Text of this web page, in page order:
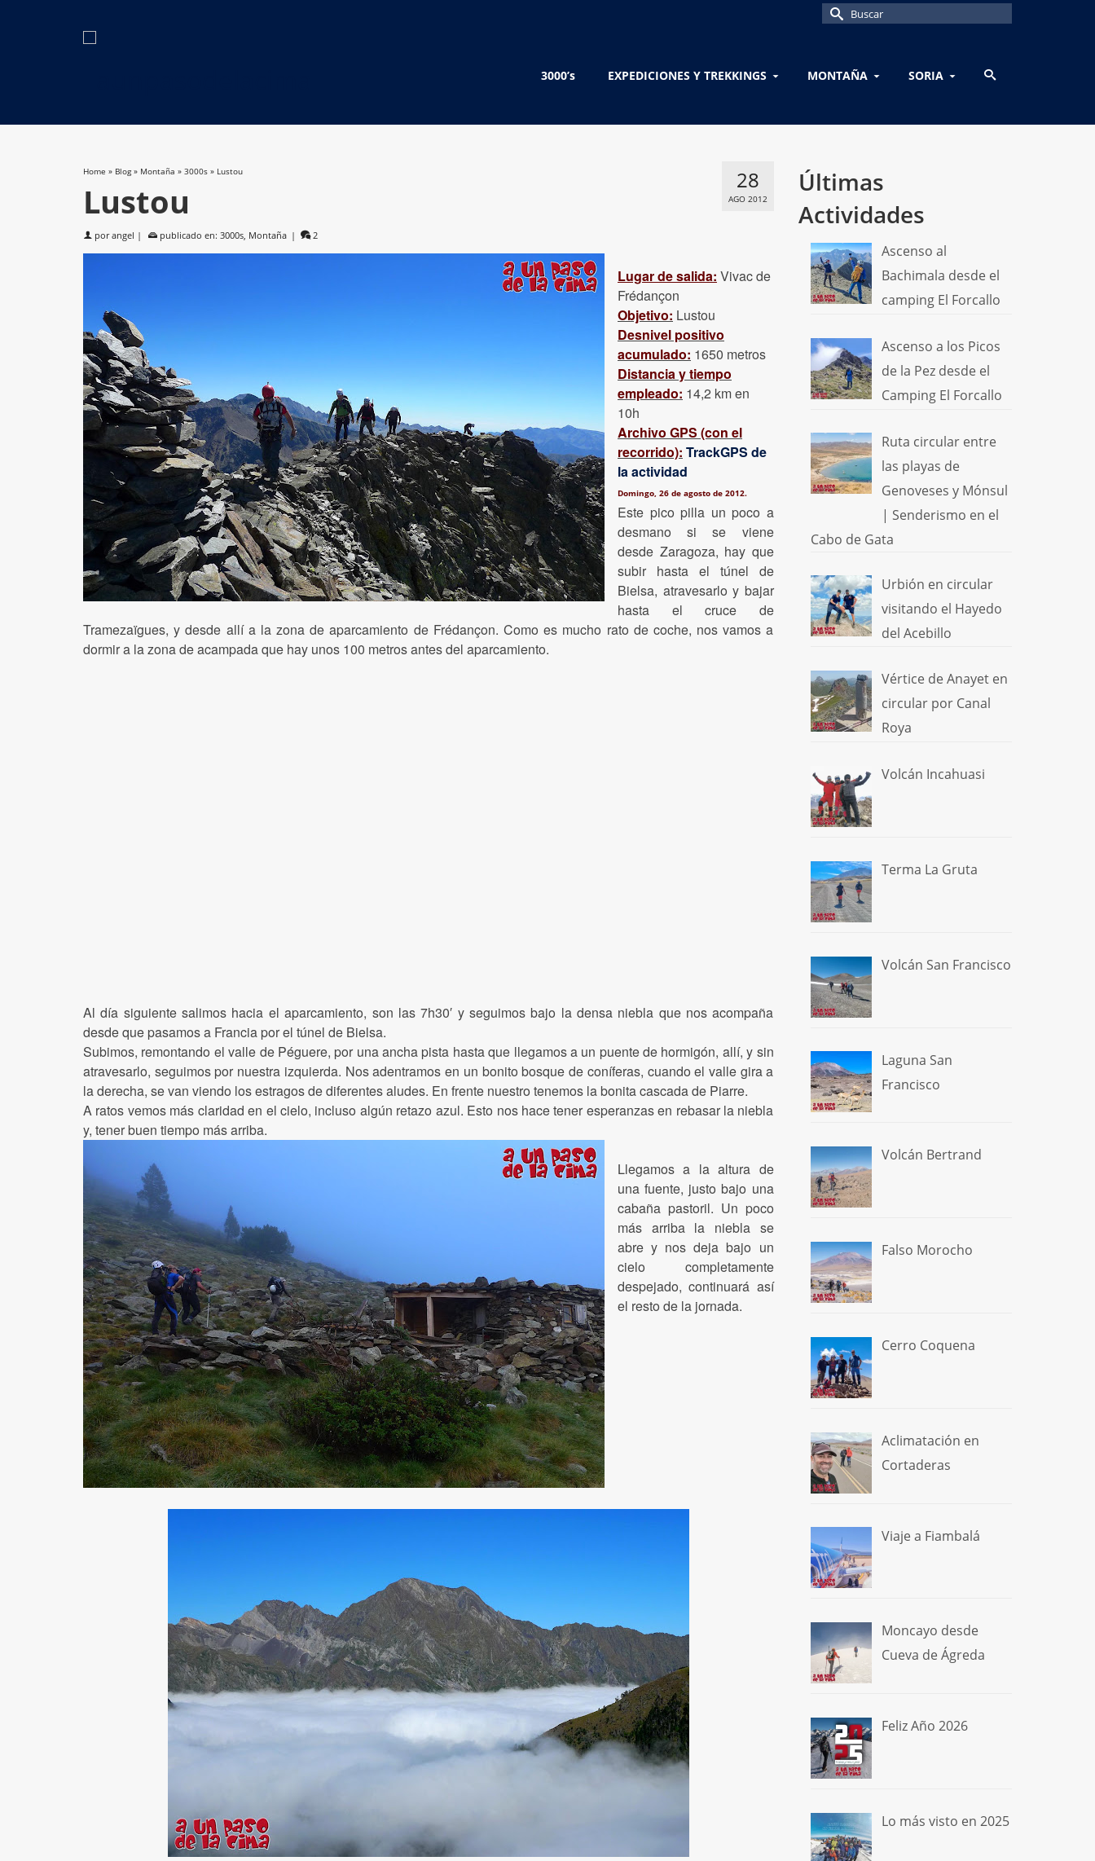
Buscar
3000’s EXPEDICIONES Y TREKKINGS MONTAÑA SORIA
28
AGO 2012
Home » Blog » Montaña » 3000s » Lustou
Lustou
porangel | publicado en: 3000s, Montaña | 2
Lugar de salida: Vivac de
Frédançon
Objetivo: Lustou
Desnivel positivo
acumulado: 1650 metros
Distancia y tiempo
empleado: 14,2 km en
10h
Archivo GPS (con el
recorrido): TrackGPS de
la actividad
Domingo, 26 de agosto de 2012.
Este pico pilla un poco a
desmano si se viene
desde Zaragoza, hay que
subir hasta el túnel de
Bielsa, atravesarlo y bajar
hasta el cruce de
Tramezaïgues, y desde allí a la zona de aparcamiento de Frédançon. Como es mucho rato de coche, nos vamos a
dormir a la zona de acampada que hay unos 100 metros antes del aparcamiento.
Al día siguiente salimos hacia el aparcamiento, son las 7h30′ y seguimos bajo la densa niebla que nos acompaña
desde que pasamos a Francia por el túnel de Bielsa.
Subimos, remontando el valle de Péguere, por una ancha pista hasta que llegamos a un puente de hormigón, allí, y sin
atravesarlo, seguimos por nuestra izquierda. Nos adentramos en un bonito bosque de coníferas, cuando el valle gira a
la derecha, se van viendo los estragos de diferentes aludes. En frente nuestro tenemos la bonita cascada de Piarre.
A ratos vemos más claridad en el cielo, incluso algún retazo azul. Esto nos hace tener esperanzas en rebasar la niebla
y, tener buen tiempo más arriba.
Llegamos a la altura de
una fuente, justo bajo una
cabaña pastoril. Un poco
más arriba la niebla se
abre y nos deja bajo un
cielo completamente
despejado, continuará así
el resto de la jornada.
Últimas
Actividades
Ascenso al
Bachimala desde el
camping El Forcallo
Ascenso a los Picos
de la Pez desde el
Camping El Forcallo
Ruta circular entre
las playas de
Genoveses y Mónsul
| Senderismo en el
Cabo de Gata
Urbión en circular
visitando el Hayedo
del Acebillo
Vértice de Anayet en
circular por Canal
Roya
Volcán Incahuasi
Terma La Gruta
Volcán San Francisco
Laguna San
Francisco
Volcán Bertrand
Falso Morocho
Cerro Coquena
Aclimatación en
Cortaderas
Viaje a Fiambalá
Moncayo desde
Cueva de Ágreda
Feliz Año 2026
Lo más visto en 2025